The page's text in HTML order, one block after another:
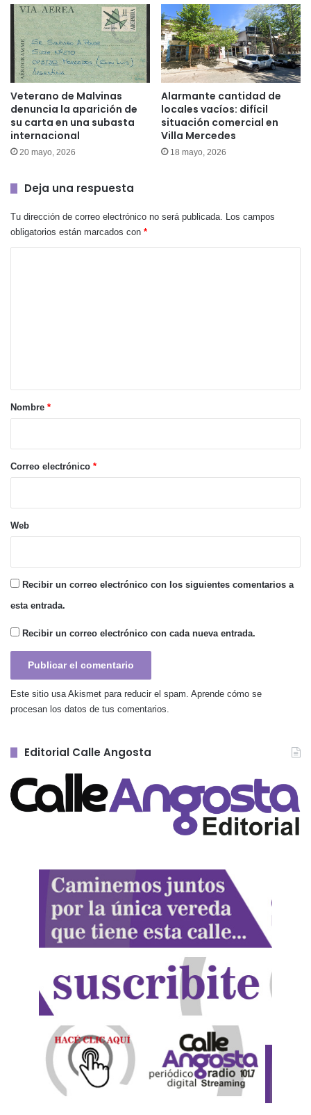
Veterano de Malvinas
denuncia la aparición de
su carta en una subasta
internacional
20 mayo, 2026
Alarmante cantidad de
locales vacíos: difícil
situación comercial en
Villa Mercedes
18 mayo, 2026
Deja una respuesta
Tu dirección de correo electrónico no será publicada. Los campos
obligatorios están marcados con *
r
*
Nombre *
Correo electrónico *
Web
Recibir un correo electrónico con los siguientes comentarios a
esta entrada.
Recibir un correo electrónico con cada nueva entrada.
Este sitio usa Akismet para reducir el spam. Aprende cómo se
procesan los datos de tus comentarios.
Editorial Calle Angosta